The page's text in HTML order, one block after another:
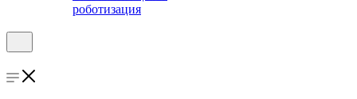
роботизация